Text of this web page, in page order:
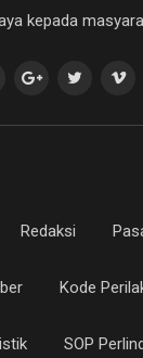
kepada
Redaksi
Kode
SOP